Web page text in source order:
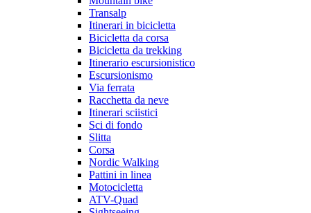
Transalp
Itinerari in bicicletta
Bicicletta da corsa
Bicicletta da trekking
Itinerario escursionistico
Escursionismo
Via ferrata
Racchetta da neve
Itinerari sciistici
Sci di fondo
Slitta
Corsa
Nordic Walking
Pattini in linea
Motocicletta
ATV-Quad